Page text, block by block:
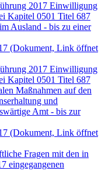
2017 Einwilligung
Kapitel 0501 Titel 687
Ausland - bis zu einer
(Dokument, Link öffnet
2017 Einwilligung
Kapitel 0501 Titel 687
Maßnahmen auf den
und
Amt - bis zur
(Dokument, Link öffnet
Fragen mit den in
eingegangenen